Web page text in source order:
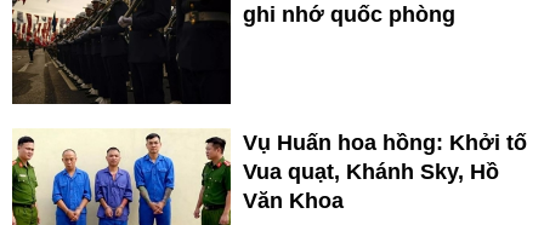
ghi nhớ quốc phòng
Vụ Huấn hoa hồng: Khởi tố
Vua quạt, Khánh Sky, Hồ
Văn Khoa